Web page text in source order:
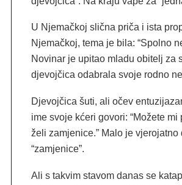
U Njemačkoj slična priča i ista
Njemačkoj, tema je bila: “Spolno
Novinar je upitao mladu obitelj za
djevojčica odabrala svoje rodno
Djevojčica šuti, ali očev
ime svoje kćeri govori: “Možete
želi zamjenice.” Malo je
“zamjenice”.
Ali s takvim stavom danas se